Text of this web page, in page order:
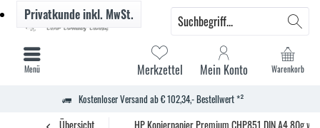
Kostenloser Versand ab € 102,34,- Bestellwert *²
Warenkorb
Merkzettel Mein Konto
Privatkundeinkl. MwSt.
Menü
Übersicht HP Kopierpapier Premium CHP851 DIN A4 80g